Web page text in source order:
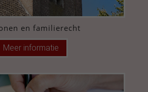
en familierecht
Meer informatie